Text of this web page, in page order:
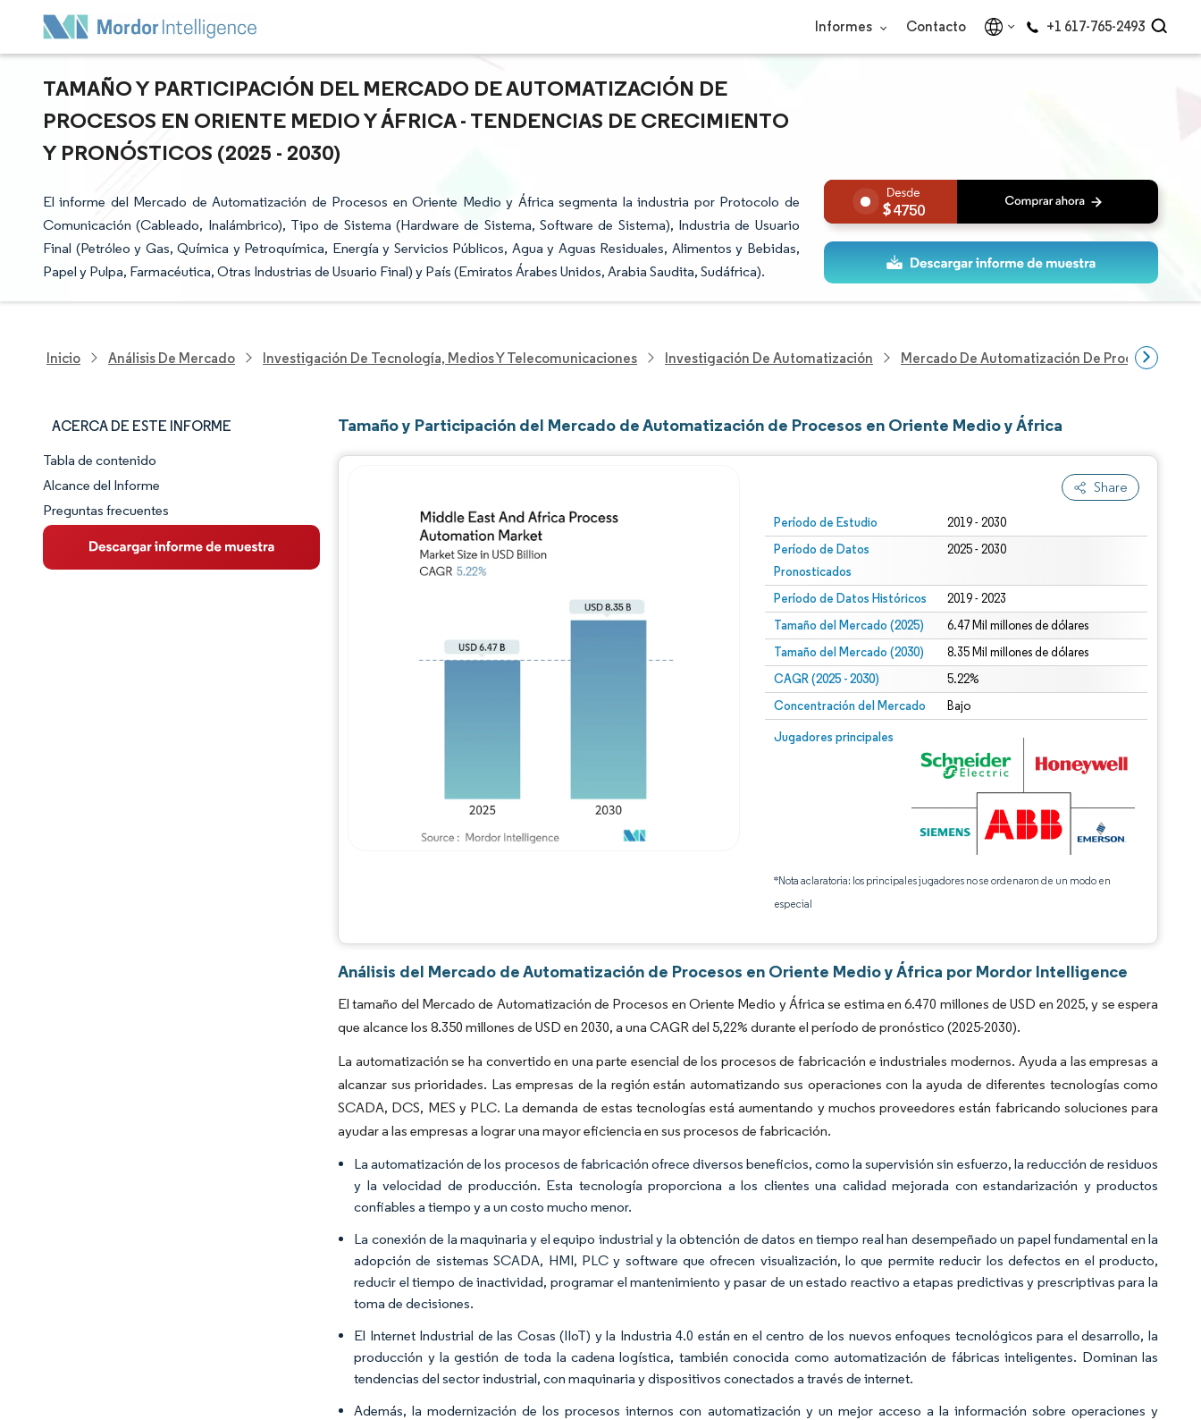
Informes Contacto +1 617-765-2493
TAMAÑO Y PARTICIPACIÓN DEL MERCADO DE AUTOMATIZACIÓN DE
PROCESOS EN ORIENTE MEDIO Y ÁFRICA - TENDENCIAS DE CRECIMIENTO
Y PRONÓSTICOS (2025 - 2030)
El informe del Mercado de Automatización de Procesos en Oriente Medio y África segmenta la industria por Protocolo de
Comunicación (Cableado, Inalámbrico), Tipo de Sistema (Hardware de Sistema, Software de Sistema), Industria de Usuario
Final (Petróleo y Gas, Química y Petroquímica, Energía y Servicios Públicos, Agua y Aguas Residuales, Alimentos y Bebidas,
Papel y Pulpa, Farmacéutica, Otras Industrias de Usuario Final) y País (Emiratos Árabes Unidos, Arabia Saudita, Sudáfrica).
4750
Inicio Análisis De Mercado Investigación De Tecnología, Medios Y Telecomunicaciones Investigación De Automatización Mercado De Automatización De Procesos En
ACERCA DE ESTE INFORME
Panorama del Mercado
Visión General del Mercado
Tendencias Principales del Mercado
Tabla de contenido
Alcance del Informe
Preguntas frecuentes
Tamaño y Participación del Mercado de Automatización de Procesos en Oriente Medio y África
Share
Período de Estudio 2019 - 2030
Período de Datos
Pronosticados
2025 - 2030
Período de Datos Históricos 2019 - 2023
Tamaño del Mercado (2025) 6.47 Mil millones de dólares
Tamaño del Mercado (2030) 8.35 Mil millones de dólares
CAGR (2025 - 2030) 5.22%
Concentración del Mercado Bajo
Jugadores principales
*Nota aclaratoria: los principales jugadores no se ordenaron de un modo en
especial
Análisis del Mercado de Automatización de Procesos en Oriente Medio y África por Mordor Intelligence
El tamaño del Mercado de Automatización de Procesos en Oriente Medio y África se estima en 6.470 millones de USD en 2025, y se espera
que alcance los 8.350 millones de USD en 2030, a una CAGR del 5,22% durante el período de pronóstico (2025-2030).
La automatización se ha convertido en una parte esencial de los procesos de fabricación e industriales modernos. Ayuda a las empresas a
alcanzar sus prioridades. Las empresas de la región están automatizando sus operaciones con la ayuda de diferentes tecnologías como
SCADA, DCS, MES y PLC. La demanda de estas tecnologías está aumentando y muchos proveedores están fabricando soluciones para
ayudar a las empresas a lograr una mayor eficiencia en sus procesos de fabricación.
La automatización de los procesos de fabricación ofrece diversos beneficios, como la supervisión sin esfuerzo, la reducción de residuos
y la velocidad de producción. Esta tecnología proporciona a los clientes una calidad mejorada con estandarización y productos
confiables a tiempo y a un costo mucho menor.
La conexión de la maquinaria y el equipo industrial y la obtención de datos en tiempo real han desempeñado un papel fundamental en la
adopción de sistemas SCADA, HMI, PLC y software que ofrecen visualización, lo que permite reducir los defectos en el producto,
reducir el tiempo de inactividad, programar el mantenimiento y pasar de un estado reactivo a etapas predictivas y prescriptivas para la
toma de decisiones.
El Internet Industrial de las Cosas (IIoT) y la Industria 4.0 están en el centro de los nuevos enfoques tecnológicos para el desarrollo, la
producción y la gestión de toda la cadena logística, también conocida como automatización de fábricas inteligentes. Dominan las
tendencias del sector industrial, con maquinaria y dispositivos conectados a través de internet.
Además, la modernización de los procesos internos con automatización y un mejor acceso a la información sobre operaciones y